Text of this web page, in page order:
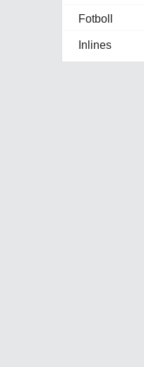
Fotboll
Inlines